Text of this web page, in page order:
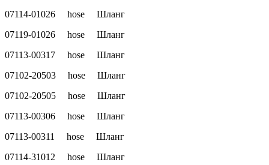
07114-01026 hose Шланг
07119-01026 hose Шланг
07113-00317 hose Шланг
07102-20503 hose Шланг
07102-20505 hose Шланг
07113-00306 hose Шланг
07113-00311 hose Шланг
07114-31012 hose Шланг